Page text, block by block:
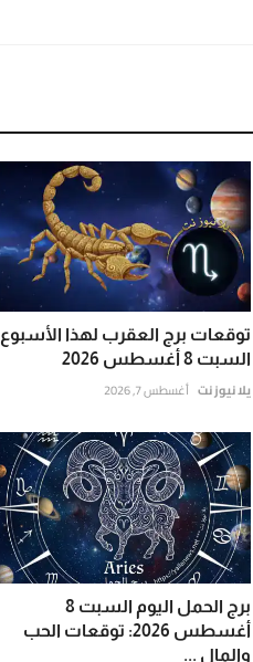
توقعات برج العقرب لهذا الأسبوع
السبت 8 أغسطس 2026
يلا نيوز نت أغسطس 7, 2026
برج الحمل اليوم السبت 8
أغسطس 2026: توقعات الحب
والمال ...